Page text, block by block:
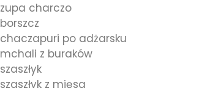
zupa charczo
borszcz
chaczapuri po adżarsku
mchali z buraków
szaszłyk
szaszłyk z mięsa